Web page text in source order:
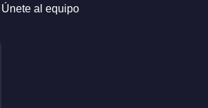
Únete al equipo